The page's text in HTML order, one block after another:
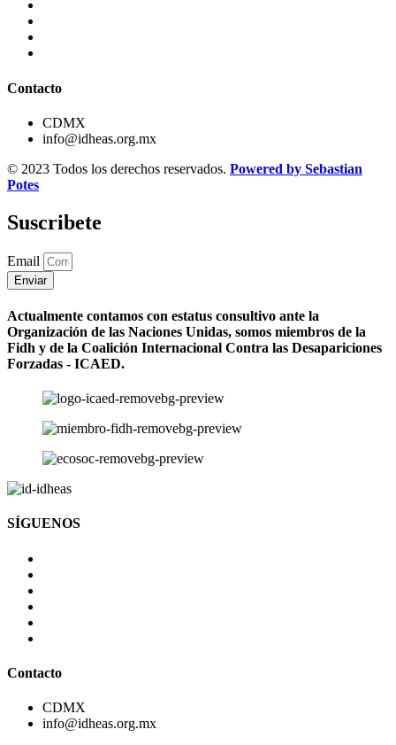
Contacto
CDMX
info@idheas.org.mx
© 2023 Todos los derechos reservados. Powered by Sebastian
Potes
Suscribete
Email
Enviar
Actualmente contamos con estatus consultivo ante la
Organización de las Naciones Unidas, somos miembros de la
Fidh y de la Coalición Internacional Contra las Desapariciones
Forzadas - ICAED.
SÍGUENOS
Contacto
CDMX
info@idheas.org.mx